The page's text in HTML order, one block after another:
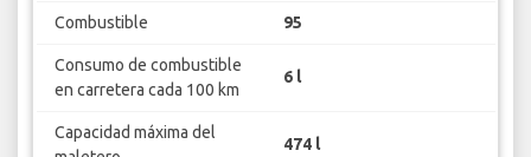
Combustible 95
Consumo de combustible
en carretera cada 100 km
6 l
Capacidad máxima del
474 l